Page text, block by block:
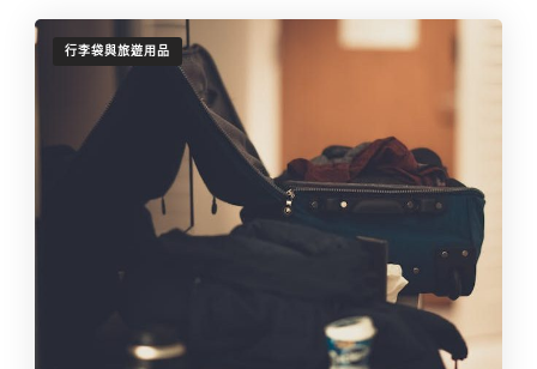
行李袋與旅遊用品